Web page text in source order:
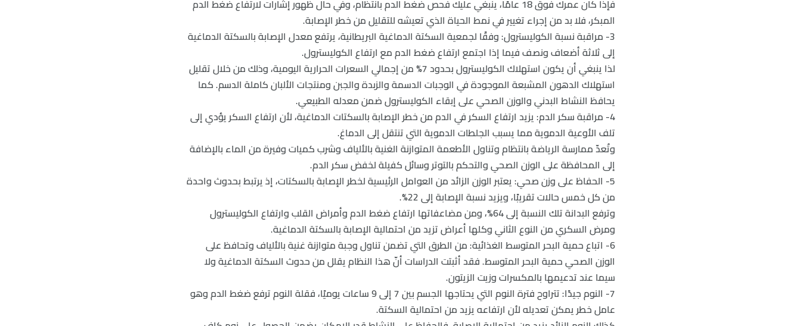
فإذا كان عمرك فوق 18 عامًا، ينبغي عليك فحص ضغط الدم بانتظام، وفي حال ظهور إشارات لارتفاع ضغط الدم
المبكر، فلا بد من إجراء تغيير في نمط الحياة الذي تعيشه للتقليل من خطر الإصابة.
3- مراقبة نسبة الكوليسترول: وفقًا لجمعية السكتة الدماغية البريطانية، يرتفع معدل الإصابة بالسكتة الدماغية
إلى ثلاثة أضعاف ونصف فيما إذا اجتمع ارتفاع ضغط الدم مع ارتفاع الكوليسترول.
لذا ينبغي أن يكون استهلاك الكوليسترول بحدود 7% من إجمالي السعرات الحرارية اليومية، وذلك من خلال تقليل
استهلاك الدهون المشبعة الموجودة في الوجبات الدسمة والزبدة والجبن ومنتجات الألبان كاملة الدسم. كما
يحافظ النشاط البدني والوزن الصحي على إبقاء الكوليسترول ضمن معدله الطبيعي.
4- مراقبة سكر الدم: يزيد ارتفاع السكر في الدم من خطر الإصابة بالسكتات الدماغية، لأن ارتفاع السكر يؤدي إلى
تلف الأوعية الدموية مما يسبب الجلطات الدموية التي تنتقل إلى الدماغ.
وتُعدّ ممارسة الرياضة بانتظام وتناول الأطعمة المتوازنة الغنية بالألياف وشرب كميات وفيرة من الماء بالإضافة
إلى المحافظة على الوزن الصحي والتحكم بالتوتر وسائل كفيلة لخفض سكر الدم.
5- الحفاظ على وزن صحي: يعتبر الوزن الزائد من العوامل الرئيسية لخطر الإصابة بالسكتات، إذ يرتبط بحدوث واحدة
من كل خمس حالات تقريبًا، ويزيد نسبة الإصابة إلى 22%.
وترفع البدانة تلك النسبة إلى 64%، ومن مضاعفاتها ارتفاع ضغط الدم وأمراض القلب وارتفاع الكوليسترول
ومرض السكري من النوع الثاني وكلها أعراض تزيد من احتمالية الإصابة بالسكتة الدماغية.
6- اتباع حمية البحر المتوسط الغذائية: من الطرق التي تضمن تناول وجبة متوازنة غنية بالألياف وتحافظ على
الوزن الصحي حمية البحر المتوسط. فقد أثبتت الدراسات أنّ هذا النظام يقلل من حدوث السكتة الدماغية ولا
سيما عند تدعيمها بالمكسرات وزيت الزيتون.
7- النوم جيدًا: تتراوح فترة النوم التي يحتاجها الجسم بين 7 إلى 9 ساعات يوميًا، فقلة النوم ترفع ضغط الدم وهو
عامل خطر يمكن تعديله لأن ارتفاعه يزيد من احتمالية السكتة.